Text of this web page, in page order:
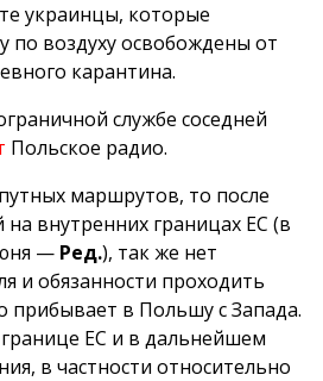
украинцы, которые
воздуху освобождены от
карантина.
службе соседней
Польское радио.
маршрутов, то после
внутренних границах ЕС (в
— Ред.), так же нет
и обязанности проходить
прибывает в Польшу с Запада.
ЕС и в дальнейшем
в частности относительно